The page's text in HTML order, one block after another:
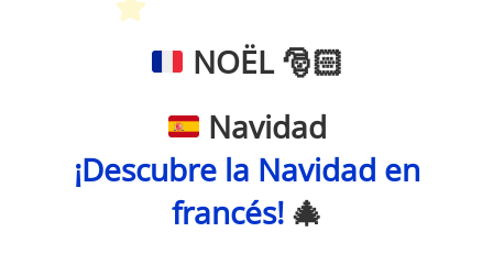
NOËL 🎅🏻
Navidad
¡Descubre la Navidad en
francés! 🎄